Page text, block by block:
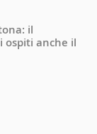
il
ospiti anche il